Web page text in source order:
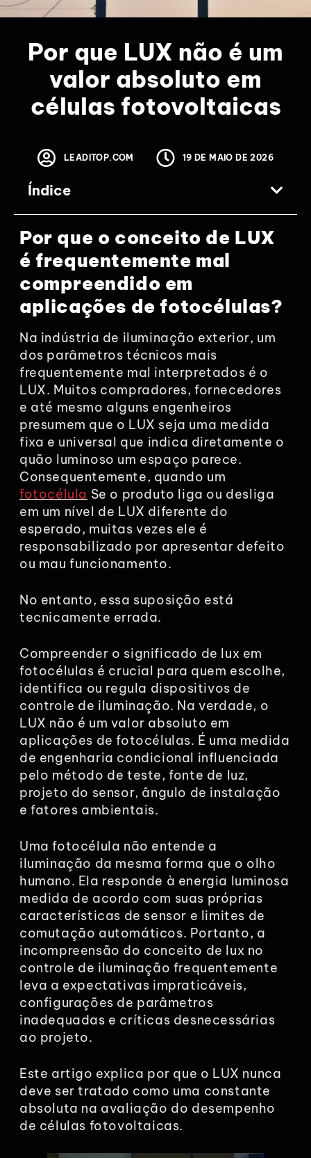
Por que LUX não é um
valor absoluto em
células fotovoltaicas
LEADITOP.COM 19 DE MAIO DE 2026
Índice
Por que o conceito de LUX
é frequentemente mal
compreendido em
aplicações de fotocélulas?
Na indústria de iluminação exterior, um
dos parâmetros técnicos mais
frequentemente mal interpretados é o
LUX. Muitos compradores, fornecedores
e até mesmo alguns engenheiros
presumem que o LUX seja uma medida
fixa e universal que indica diretamente o
quão luminoso um espaço parece.
Consequentemente, quando um
fotocélula Se o produto liga ou desliga
em um nível de LUX diferente do
esperado, muitas vezes ele é
responsabilizado por apresentar defeito
ou mau funcionamento.
No entanto, essa suposição está
tecnicamente errada.
Compreender o significado de lux em
fotocélulas é crucial para quem escolhe,
identifica ou regula dispositivos de
controle de iluminação. Na verdade, o
LUX não é um valor absoluto em
aplicações de fotocélulas. É uma medida
de engenharia condicional influenciada
pelo método de teste, fonte de luz,
projeto do sensor, ângulo de instalação
e fatores ambientais.
Uma fotocélula não entende a
iluminação da mesma forma que o olho
humano. Ela responde à energia luminosa
medida de acordo com suas próprias
características de sensor e limites de
comutação automáticos. Portanto, a
incompreensão do conceito de lux no
controle de iluminação frequentemente
leva a expectativas impraticáveis,
configurações de parâmetros
inadequadas e críticas desnecessárias
ao projeto.
Este artigo explica por que o LUX nunca
deve ser tratado como uma constante
absoluta na avaliação do desempenho
de células fotovoltaicas.